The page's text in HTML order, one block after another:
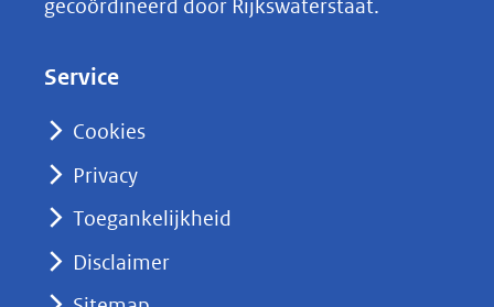
e
nieuw
gecoördineerd door Rijkswaterstaat.
Service
Cookies
Privacy
Toegankelijkheid
Disclaimer